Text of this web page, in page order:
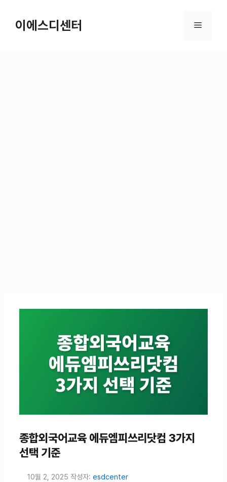
건너뛰기이에스디센터 메뉴
종합외국어교육 에듀엠피쓰리닷컴 3가지
선택 기준
10월 2, 2025 작성자: esdcenter